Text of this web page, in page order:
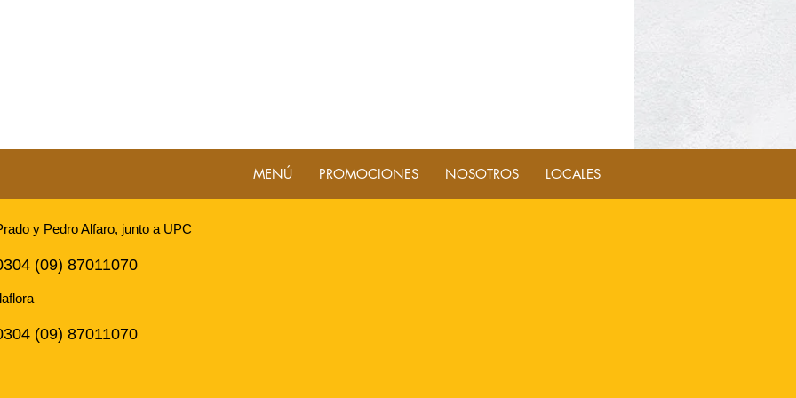
MENÚ PROMOCIONES NOSOTROS LOCALES
y Pedro Alfaro, junto a UPC
(09) 87011070
(09) 87011070